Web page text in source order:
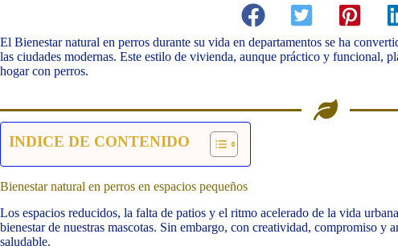
El Bienestar natural en perros durante su vida en departamentos se ha
las ciudades modernas. Este estilo de vivienda, aunque práctico y funcional,
hogar con perros.
INDICE DE CONTENIDO
Bienestar natural en perros en espacios pequeños
Los espacios reducidos, la falta de patios y el ritmo acelerado de la vida
bienestar de nuestras mascotas. Sin embargo, con creatividad, compromiso y
saludable.